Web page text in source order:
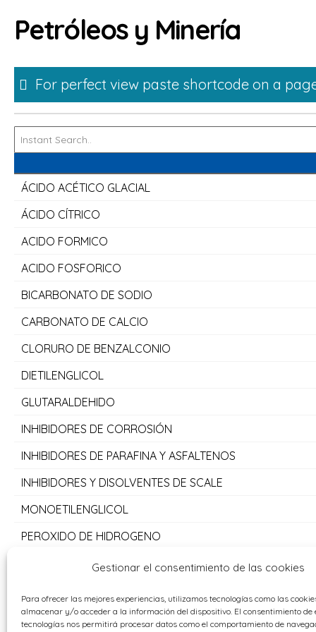
Gestionar el consentimiento de las cookies
Para ofrecer las mejores experiencias, utilizamos tecnologías como las
almacenar y/o acceder a la información del dispositivo. El consentimiento de
tecnologías nos permitirá procesar datos como el comportamiento de
Petróleos y Minería
For perfect view paste shortcode on a
ÁCIDO ACÉTICO GLACIAL
ÁCIDO CÍTRICO
ACIDO FORMICO
ACIDO FOSFORICO
BICARBONATO DE SODIO
CARBONATO DE CALCIO
CLORURO DE BENZALCONIO
DIETILENGLICOL
GLUTARALDEHIDO
INHIBIDORES DE CORROSIÓN
INHIBIDORES DE PARAFINA Y ASFALTENOS
INHIBIDORES Y DISOLVENTES DE SCALE
MONOETILENGLICOL
PEROXIDO DE HIDROGENO
PROPILENGLICOL
TRIETILENGLICOL